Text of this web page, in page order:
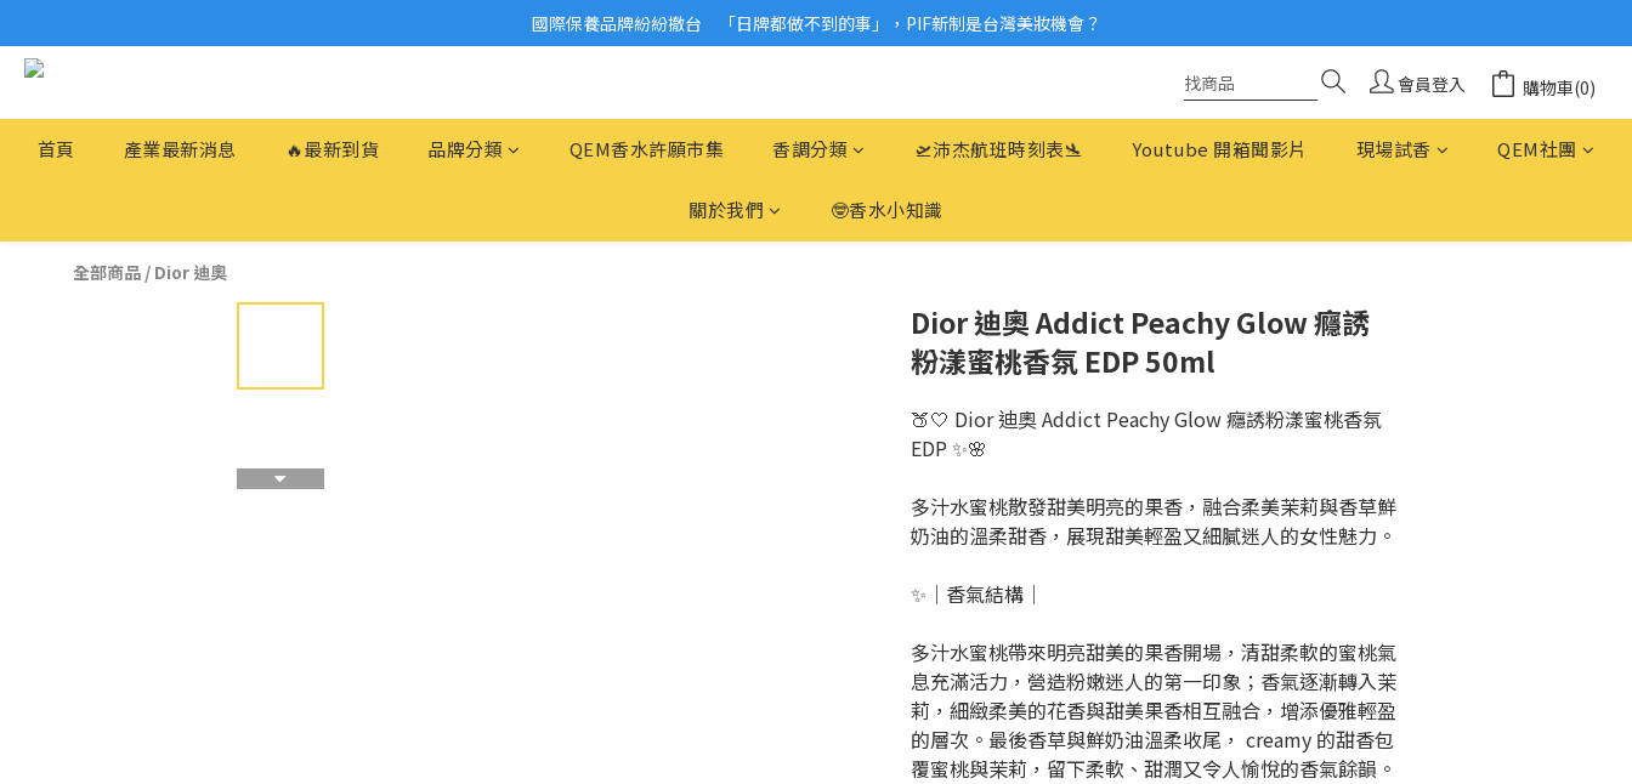
2026美妝小樣、試用品變少？PIF化妝品身分證7月上路！消費者必懂5觀念
國際保養品牌紛紛撤台　「日牌都做不到的事」，PIF新制是台灣美妝機會？
會員登入 購物車(0)
首頁 產業最新消息 🔥最新到貨 品牌分類 QEM香水許願市集 香調分類 🛫沛杰航班時刻表🛬 Youtube 開箱聞影片 現場試香 QEM社團
關於我們 🤓香水小知識
全部商品 / Dior 迪奧
Dior 迪奧 Addict Peachy Glow 癮誘
粉漾蜜桃香氛 EDP 50ml
🍑🤍 Dior 迪奧 Addict Peachy Glow 癮誘粉漾蜜桃香氛
EDP ✨🌸
多汁水蜜桃散發甜美明亮的果香，融合柔美茉莉與香草鮮
奶油的溫柔甜香，展現甜美輕盈又細膩迷人的女性魅力。
✨｜香氣結構｜
多汁水蜜桃帶來明亮甜美的果香開場，清甜柔軟的蜜桃氣
息充滿活力，營造粉嫩迷人的第一印象；香氣逐漸轉入茉
莉，細緻柔美的花香與甜美果香相互融合，增添優雅輕盈
的層次。最後香草與鮮奶油溫柔收尾， creamy 的甜香包
覆蜜桃與茉莉，留下柔軟、甜潤又令人愉悅的香氣餘韻。